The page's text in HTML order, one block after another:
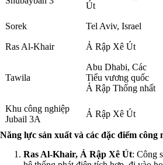
Út
Sorek Tel Aviv, Israel
Ras Al-Khair Ả Rập Xê Út
Tawila
Abu Dhabi, Các
Tiểu vương quốc
Ả Rập Thống nhất
Khu công nghiệp
Jubail 3A
Ả Rập Xê Út
Năng lực sản xuất và các đặc điểm
Ras Al-Khair, Ả Rập Xê Út: Công